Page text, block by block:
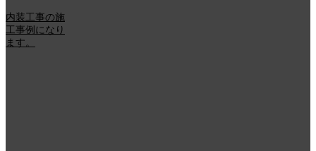
内装工事の施
工事例になり
ます。